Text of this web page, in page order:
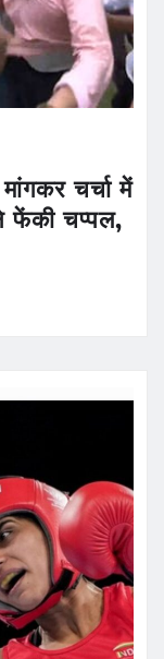
चर्चा में
फेंकी चप्पल,